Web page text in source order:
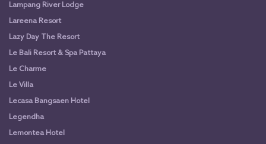
Lampang River Lodge
Lareena Resort
Lazy Day The Resort
Le Bali Resort & Spa Pattaya
Le Charme
Le Villa
Lecasa Bangsaen Hotel
Legendha
Lemontea Hotel